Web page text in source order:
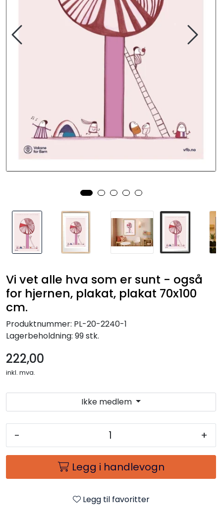
Vi vet alle hva som er sunt - også
for hjernen, plakat, plakat 70x100
cm.
Produktnummer: PL-20-2240-1
Lagerbeholdning: 99 stk.
222,00
inkl. mva.
Ikke medlem
- +
Legg i handlevogn
Legg til favoritter
Kurs og arrangementer